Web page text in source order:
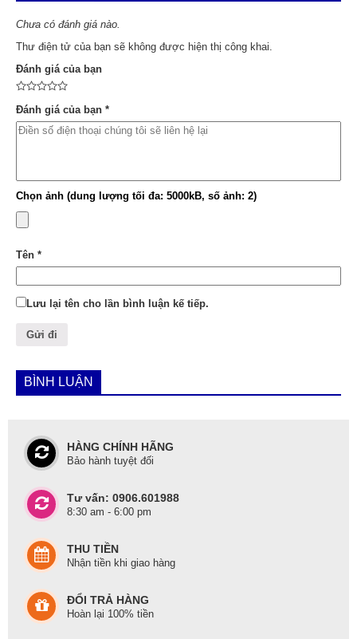
Chưa có đánh giá nào.
Thư điện tử của bạn sẽ không được hiện thị công khai.
Đánh giá của bạn
Đánh giá của bạn *
Chọn ảnh (dung lượng tối đa: 5000kB, số ảnh: 2)
Tên *
Lưu lại tên cho lần bình luận kế tiếp.
BÌNH LUẬN
HÀNG CHÍNH HÃNG
Bảo hành tuyệt đối
Tư vấn: 0906.601988
8:30 am - 6:00 pm
THU TIỀN
Nhận tiền khi giao hàng
ĐỔI TRẢ HÀNG
Hoàn lại 100% tiền